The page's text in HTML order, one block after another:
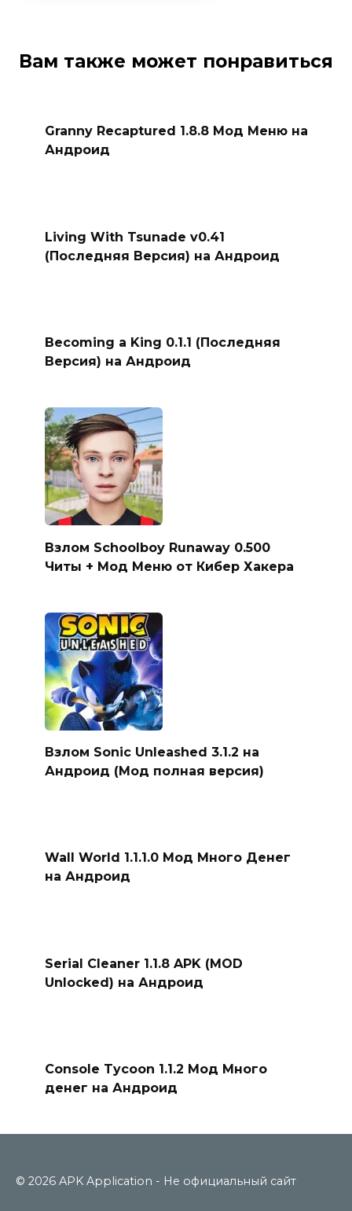
Вам также может понравиться
Granny Recaptured 1.8.8 Мод Меню на
Андроид
Living With Tsunade v0.41
(Последняя Версия) на Андроид
Becoming a King 0.1.1 (Последняя
Версия) на Андроид
Взлом Schoolboy Runaway 0.500
Читы + Мод Меню от Кибер Хакера
Взлом Sonic Unleashed 3.1.2 на
Андроид (Мод полная версия)
Wall World 1.1.1.0 Мод Много Денег
на Андроид
Serial Cleaner 1.1.8 APK (MOD
Unlocked) на Андроид
Console Tycoon 1.1.2 Мод Много
денег на Андроид
© 2026 APK Application - Не официальный сайт